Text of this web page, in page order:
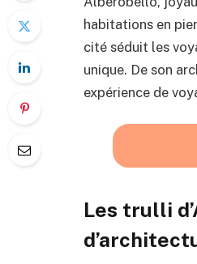
habitations en
cité séduit les
unique. De son
expérience de
Les trulli